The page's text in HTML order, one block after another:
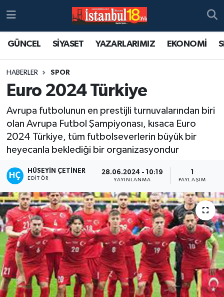
GÜNCEL SİYASET YAZARLARIMIZ EKONOMİ
HABERLER SPOR
Euro 2024 Türkiye
Avrupa futbolunun en prestijli turnuvalarından biri
olan Avrupa Futbol Şampiyonası, kısaca Euro
2024 Türkiye, tüm futbolseverlerin büyük bir
heyecanla beklediği bir organizasyondur
HÜSEYIN ÇETINER
EDITÖR
28.06.2024 - 10:19
YAYINLANMA
1
PAYLAŞIM